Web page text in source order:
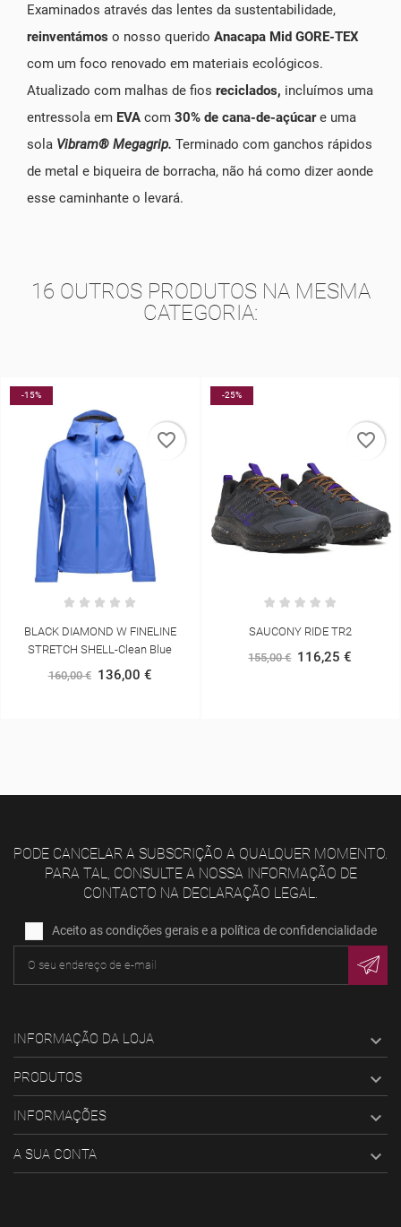
Examinados através das lentes da sustentabilidade,
reinventámos o nosso querido Anacapa Mid GORE-TEX
com um foco renovado em materiais ecológicos.
Atualizado com malhas de fios reciclados, incluímos uma
entressola em EVA com 30% de cana-de-açúcare uma
sola Vibram® Megagrip. Terminado com ganchos rápidos
de metal e biqueira de borracha, não há como dizer aonde
esse caminhante o levará.
16 OUTROS PRODUTOS NA MESMA
CATEGORIA:
-15%
BLACK DIAMOND W FINELINE
STRETCH SHELL-Clean Blue
160,00 € 136,00 €
favorite_border
-25%
SAUCONY RIDE TR2
155,00 € 116,25 €
favorite_border
PODE CANCELAR A SUBSCRIÇÃO A QUALQUER MOMENTO.
PARA TAL, CONSULTE A NOSSA INFORMAÇÃO DE
CONTACTO NA DECLARAÇÃO LEGAL.
Aceito as condições gerais e a política de confidencialidade
INFORMAÇÃO DA LOJA 
PRODUTOS 
INFORMAÇÕES 
A SUA CONTA 